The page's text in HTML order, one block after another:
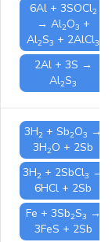
6Al+ 3SOCl2
→ Al2O3 +
Al2S3 + 2AlCl3
2Al+ 3S →
Al2S3
3H2 + Sb2O3 →
3H2O + 2Sb
3H2 + 2SbCl3 →
6HCl + 2Sb
Fe + 3Sb2S3 →
3FeS + 2Sb